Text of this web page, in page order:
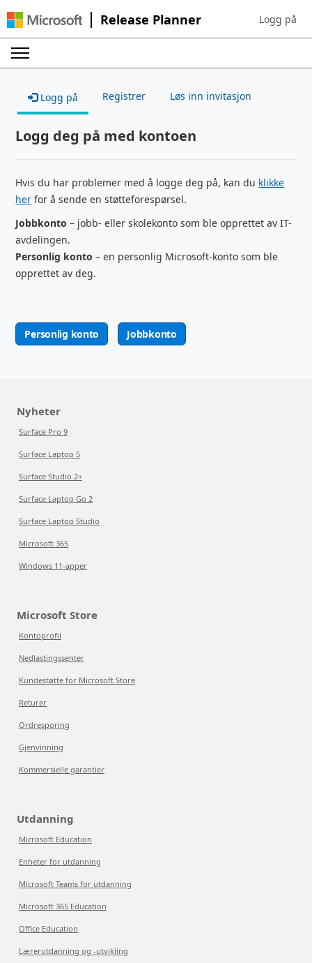
Release Planner Sign in to
Logg på
Logg på Registrer Løs inn invitasjon
Logg deg på med kontoen
Hvis du har problemer med å logge deg på, kan du klikke
her for å sende en støtteforespørsel.
Jobbkonto – jobb- eller skolekonto som ble opprettet av IT-
avdelingen.
Personlig konto – en personlig Microsoft-konto som ble
opprettet av deg.
Personlig konto Jobbkonto
Nyheter
Surface Pro 9
Surface Laptop 5
Surface Studio 2+
Surface Laptop Go 2
Surface Laptop Studio
Microsoft 365
Windows 11-apper
Microsoft Store
Kontoprofil
Nedlastingssenter
Kundestøtte for Microsoft Store
Returer
Ordresporing
Gjenvinning
Kommersielle garantier
Utdanning
Microsoft Education
Enheter for utdanning
Microsoft Teams for utdanning
Microsoft 365 Education
Office Education
Lærerutdanning og -utvikling